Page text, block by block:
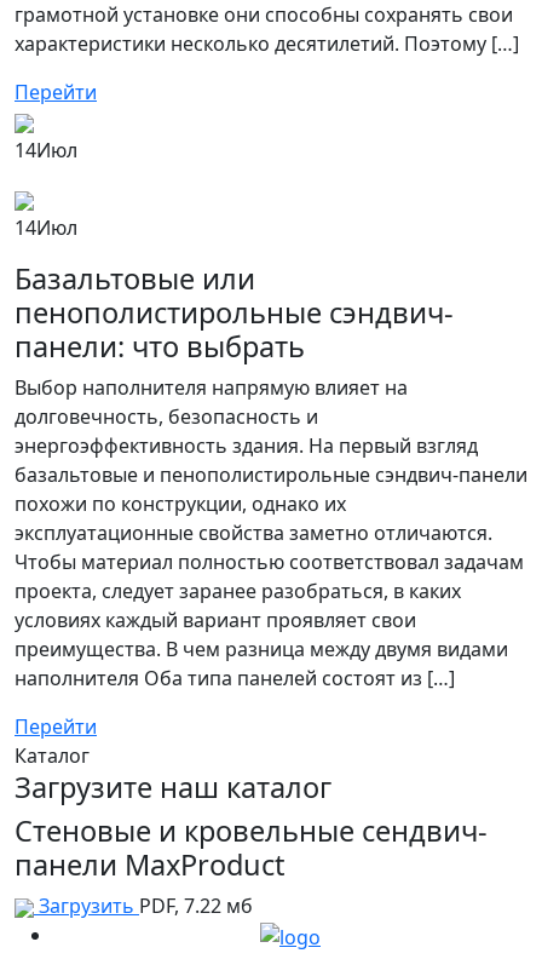
грамотной установке они способны сохранять свои
характеристики несколько десятилетий. Поэтому […]
Перейти
14Июл
14Июл
Базальтовые или
пенополистирольные сэндвич-
панели: что выбрать
Выбор наполнителя напрямую влияет на
долговечность, безопасность и
энергоэффективность здания. На первый взгляд
базальтовые и пенополистирольные сэндвич-панели
похожи по конструкции, однако их
эксплуатационные свойства заметно отличаются.
Чтобы материал полностью соответствовал задачам
проекта, следует заранее разобраться, в каких
условиях каждый вариант проявляет свои
преимущества. В чем разница между двумя видами
наполнителя Оба типа панелей состоят из […]
Перейти
Каталог
Загрузите наш каталог
Стеновые и кровельные сендвич-
панели MaxProduct
Загрузить PDF, 7.22 мб